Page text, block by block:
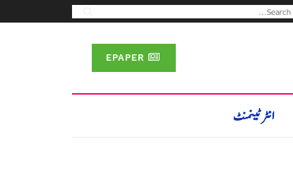
انٹرٹینمنٹ